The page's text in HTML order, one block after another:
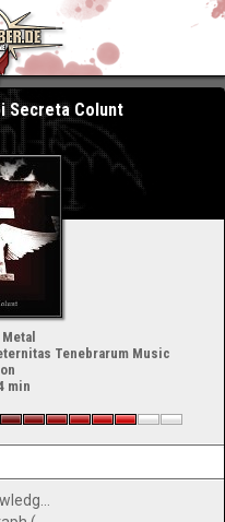
Secreta Colunt
Tenebrarum Music
min